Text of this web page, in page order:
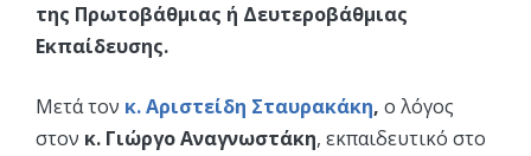
της Πρωτοβάθμιας ή Δευτεροβάθμιας
Εκπαίδευσης.
Μετά τον κ. Αριστείδη Σταυρακάκη, ο λόγος
στον κ. Γιώργο Αναγνωστάκη, εκπαιδευτικό στο